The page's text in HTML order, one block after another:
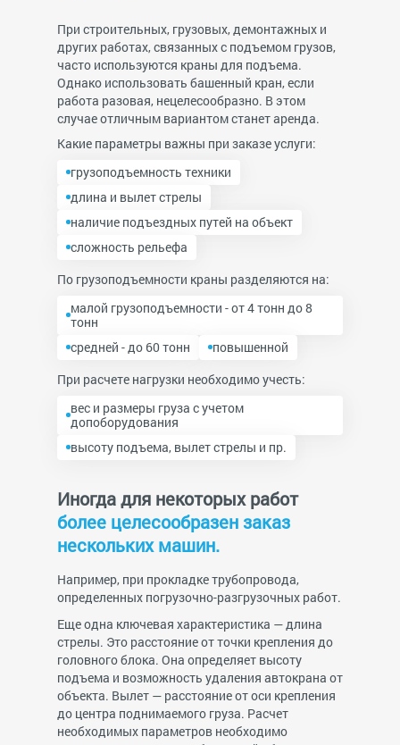
При строительных, грузовых, демонтажных и
других работах, связанных с подъемом грузов,
часто используются краны для подъема.
Однако использовать башенный кран, если
работа разовая, нецелесообразно. В этом
случае отличным вариантом станет аренда.
Какие параметры важны при заказе услуги:
грузоподъемность техники
длина и вылет стрелы
наличие подъездных путей на объект
сложность рельефа
По грузоподъемности краны разделяются на:
малой грузоподъемности - от 4 тонн до 8
тонн
средней - до 60 тонн
повышенной
При расчете нагрузки необходимо учесть:
вес и размеры груза с учетом
допоборудования
высоту подъема, вылет стрелы и пр.
Иногда для некоторых работ
более целесообразен заказ
нескольких машин.
Например, при прокладке трубопровода,
определенных погрузочно-разгрузочных работ.
Еще одна ключевая характеристика — длина
стрелы. Это расстояние от точки крепления до
головного блока. Она определяет высоту
подъема и возможность удаления автокрана от
объекта. Вылет — расстояние от оси крепления
до центра поднимаемого груза. Расчет
необходимых параметров необходимо